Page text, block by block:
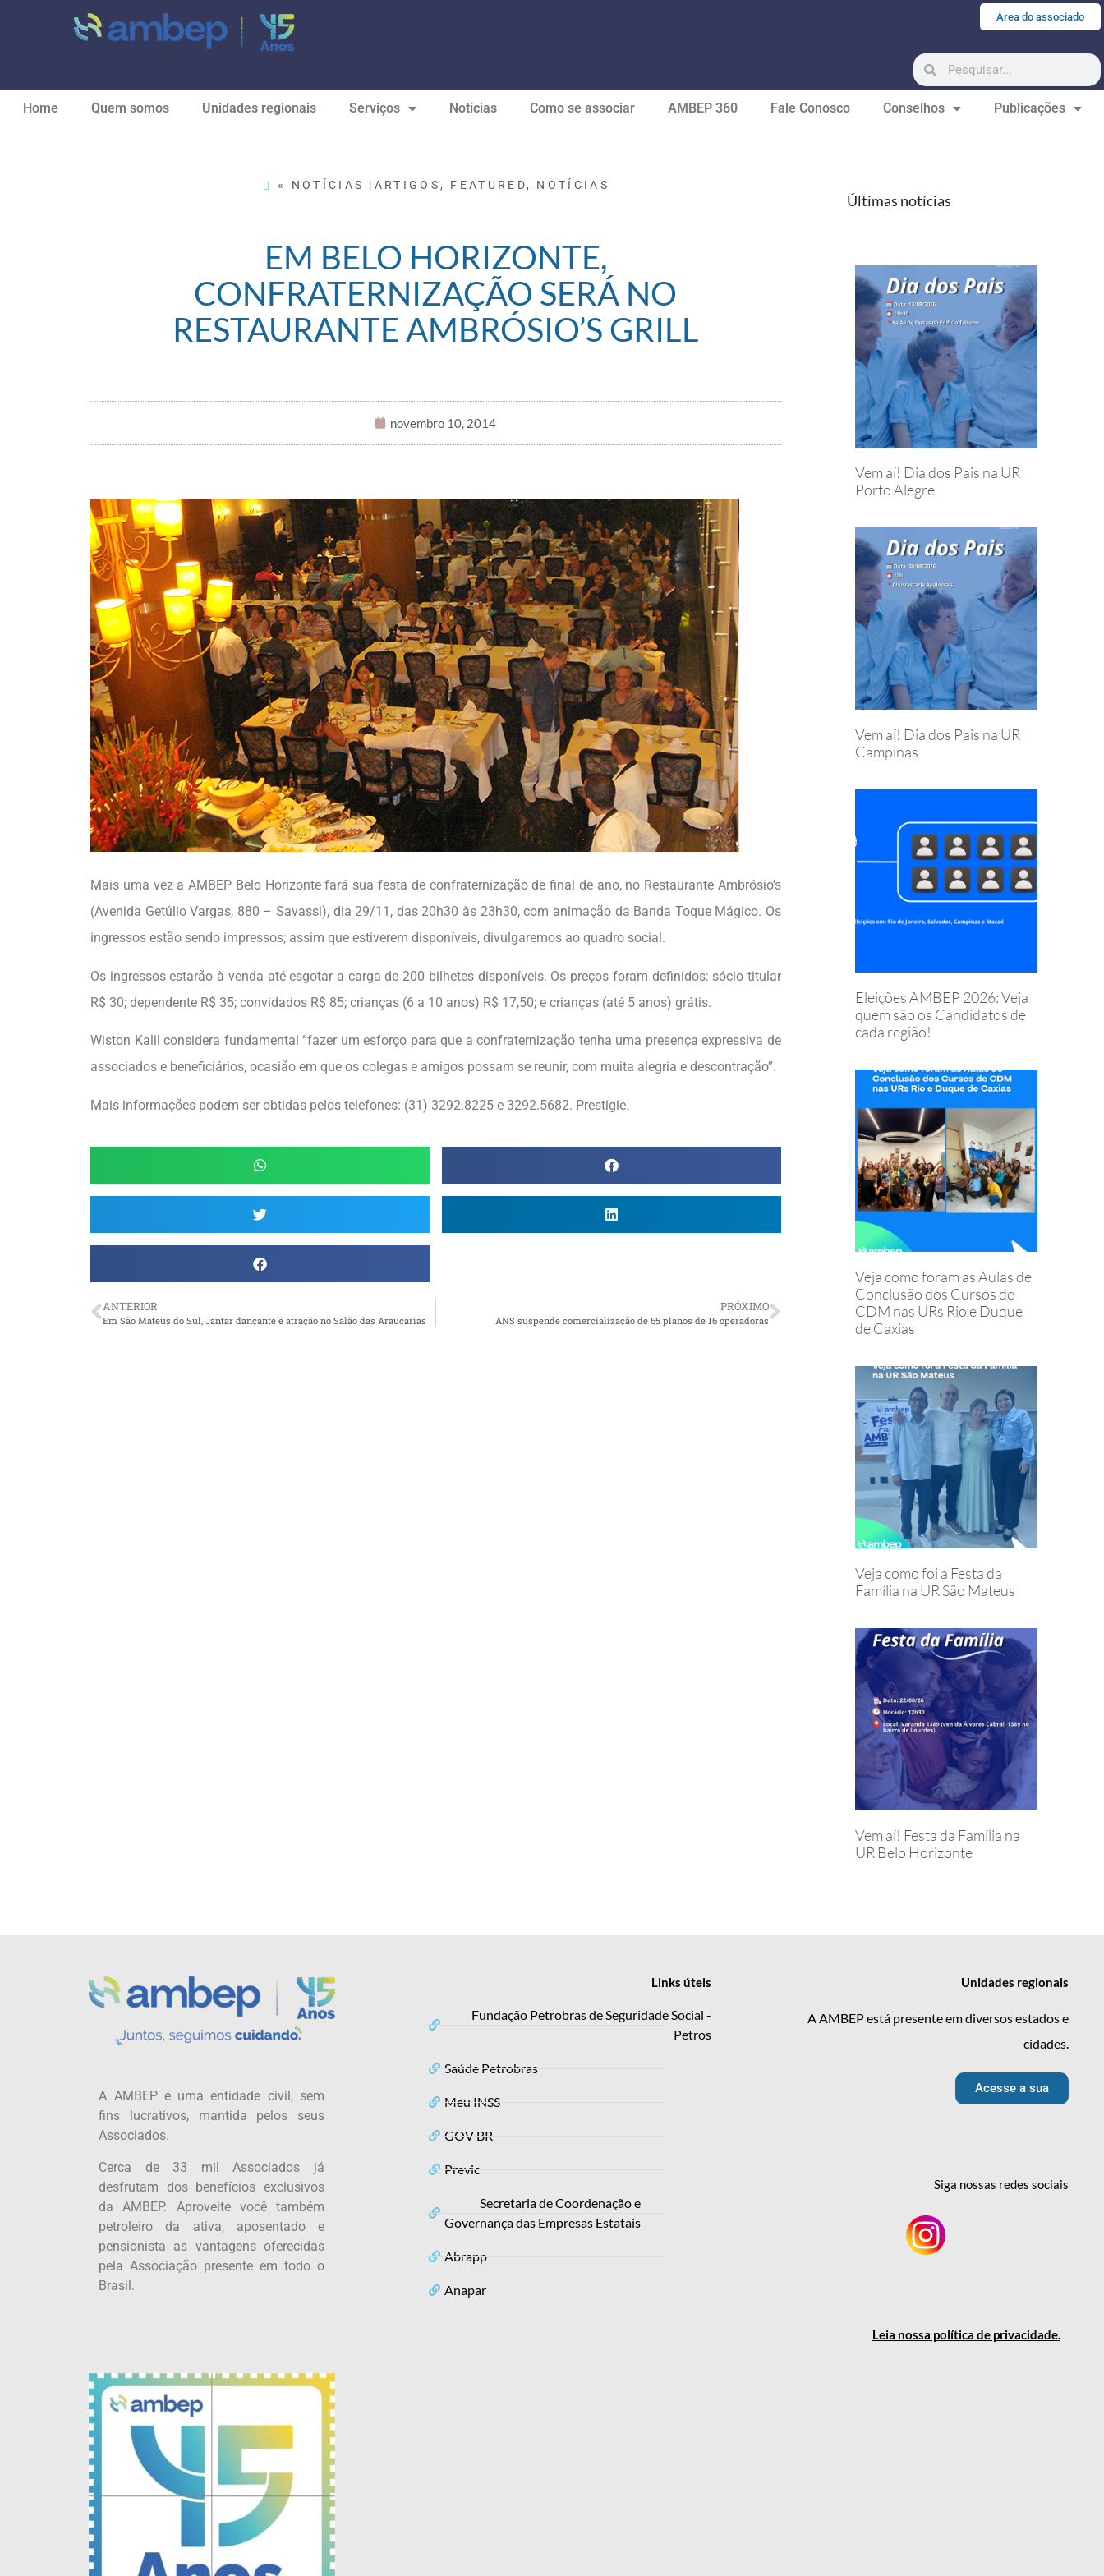
Área do associado
Home Quem somos Unidades regionais Serviços Notícias Como se associar AMBEP 360 Fale Conosco Conselhos Publicações
« NOTÍCIAS | ARTIGOS , FEATURED, NOTÍCIAS
EM BELO HORIZONTE,
CONFRATERNIZAÇÃO SERÁ NO
RESTAURANTE AMBRÓSIO’S GRILL
novembro 10, 2014
Mais uma vez a AMBEP Belo Horizonte fará sua festa de confraternização de final de ano, no Restaurante Ambrósio’s
(Avenida Getúlio Vargas, 880 – Savassi), dia 29/11, das 20h30 às 23h30, com animação da Banda Toque Mágico. Os
ingressos estão sendo impressos; assim que estiverem disponíveis, divulgaremos ao quadro social.
Os ingressos estarão à venda até esgotar a carga de 200 bilhetes disponíveis. Os preços foram definidos: sócio titular
R$ 30; dependente R$ 35; convidados R$ 85; crianças (6 a 10 anos) R$ 17,50; e crianças (até 5 anos) grátis.
Wiston Kalil considera fundamental “fazer um esforço para que a confraternização tenha uma presença expressiva de
associados e beneficiários, ocasião em que os colegas e amigos possam se reunir, com muita alegria e descontração”.
Mais informações podem ser obtidas pelos telefones: (31) 3292.8225 e 3292.5682. Prestigie.
ANTERIOR
Em São Mateus do Sul, Jantar dançante é atração no Salão das Araucárias
PRÓXIMO
ANS suspende comercialização de 65 planos de 16 operadoras
Últimas notícias
Vem aí! Dia dos Pais na UR
Porto Alegre
Vem aí! Dia dos Pais na UR
Campinas
Eleições AMBEP 2026: Veja
quem são os Candidatos de
cada região!
Veja como foram as Aulas de
Conclusão dos Cursos de
CDM nas URs Rio e Duque
de Caxias
Veja como foi a Festa da
Família na UR São Mateus
Vem aí! Festa da Família na
UR Belo Horizonte
A AMBEP é uma entidade civil, sem
fins lucrativos, mantida pelos seus
Associados.
Cerca de 33 mil Associados já
desfrutam dos benefícios exclusivos
da AMBEP. Aproveite você também
petroleiro da ativa, aposentado e
pensionista as vantagens oferecidas
pela Associação presente em todo o
Brasil.
Links úteis
Fundação Petrobras de Seguridade Social -
Petros
Saúde Petrobras
Meu INSS
GOV BR
Previc
Secretaria de Coordenação e
Governança das Empresas Estatais
Abrapp
Anapar
Unidades regionais
A AMBEP está presente em diversos estados e
cidades.
Acesse a sua
Siga nossas redes sociais
Leia nossa política de privacidade.